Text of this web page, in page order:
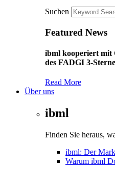
Suchen
Featured News
ibml kooperiert mit
des FADGI 3-
Read More
Über uns
ibml
Finden Sie heraus,
ibml: Der
Warum ibml